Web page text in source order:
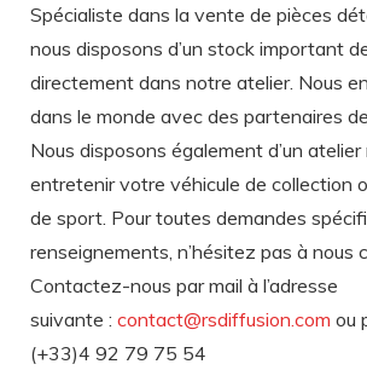
Spécialiste dans la vente de pièces
nous disposons d’un stock important
directement dans notre atelier. Nous
dans le monde avec des partenaires
Nous disposons également d’un
entretenir votre véhicule de collection
de sport. Pour toutes demandes
renseignements, n’hésitez pas à nous
Contactez-nous par mail à l’adresse
suivante : contact@rsdiffusion.com ou
(+33)4 92 79 75 54